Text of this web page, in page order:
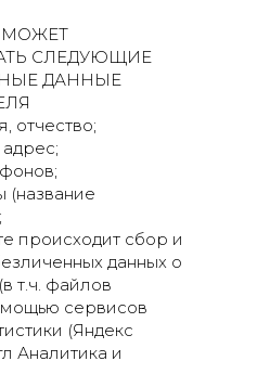
МОЖЕТ
СЛЕДУЮЩИЕ
ДАННЫЕ
отчество;
(название
происходит сбор и
данных о
т.ч. файлов
сервисов
(Яндекс
Аналитика и